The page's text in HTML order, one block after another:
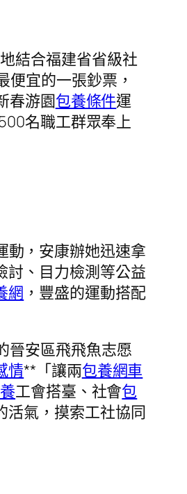
結合福建省省級社
宜的一張鈔票，
春游園包養條件運
名職工群眾奉上
動，安康辦她迅速拿
討、目力檢測等公益
網 ，豐盛的運動搭配
晉安區飛飛魚志愿
情**「讓兩包養網車
工會搭臺、社會包
活氣，摸索工社協同